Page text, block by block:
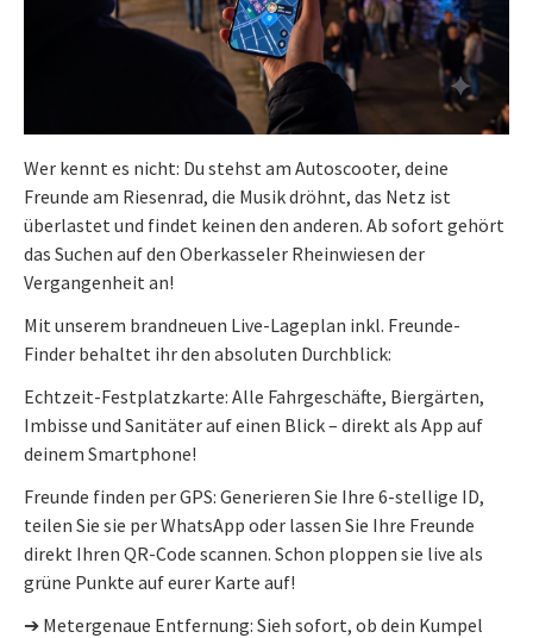
Wer kennt es nicht: Du stehst am Autoscooter, deine
Freunde am Riesenrad, die Musik dröhnt, das Netz ist
überlastet und findet keinen den anderen. Ab sofort gehört
das Suchen auf den Oberkasseler Rheinwiesen der
Vergangenheit an!
Mit unserem brandneuen Live-Lageplan inkl. Freunde-
Finder behaltet ihr den absoluten Durchblick:
Echtzeit-Festplatzkarte: Alle Fahrgeschäfte, Biergärten,
Imbisse und Sanitäter auf einen Blick – direkt als App auf
deinem Smartphone!
Freunde finden per GPS: Generieren Sie Ihre 6-stellige ID,
teilen Sie sie per WhatsApp oder lassen Sie Ihre Freunde
direkt Ihren QR-Code scannen. Schon ploppen sie live als
grüne Punkte auf eurer Karte auf!
➔ Metergenaue Entfernung: Sieh sofort, ob dein Kumpel